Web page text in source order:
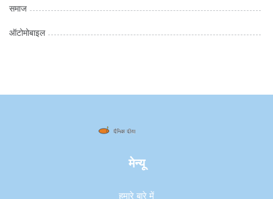
समाज
ऑटोमोबाइल
मेन्यू
हमारे बारे में